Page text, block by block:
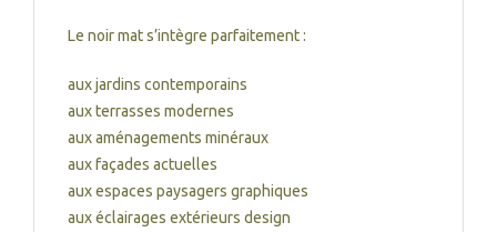
Le noir mat s’intègre parfaitement :
aux jardins contemporains
aux terrasses modernes
aux aménagements minéraux
aux façades actuelles
aux espaces paysagers graphiques
aux éclairages extérieurs design